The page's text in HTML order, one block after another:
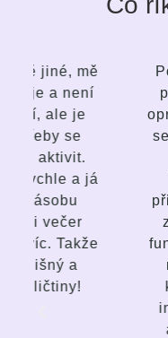
Po krátké
přístupu
oproti svým
se naučit
jemná,
talentem
přizpůsobit
způsob
fungující
nadšení se
klasickou
inspirativní
aby si